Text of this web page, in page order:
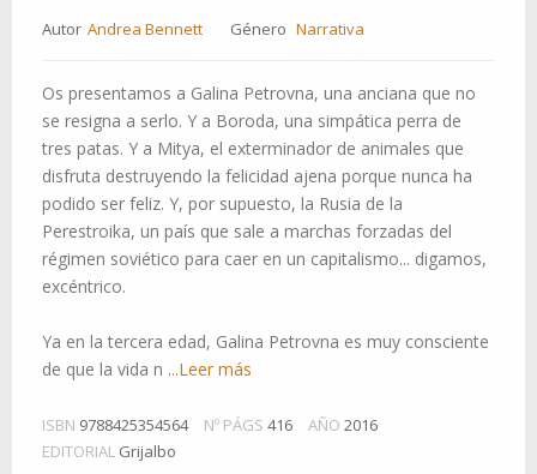
Autor Andrea Bennett Género Narrativa
Os presentamos a Galina Petrovna, una anciana que no
se resigna a serlo. Y a Boroda, una simpática perra de
tres patas. Y a Mitya, el exterminador de animales que
disfruta destruyendo la felicidad ajena porque nunca ha
podido ser feliz. Y, por supuesto, la Rusia de la
Perestroika, un país que sale a marchas forzadas del
régimen soviético para caer en un capitalismo... digamos,
excéntrico.
Ya en la tercera edad, Galina Petrovna es muy consciente
de que la vida n ...Leer más
ISBN 9788425354564 Nº PÁGS 416 AÑO 2016
EDITORIAL Grijalbo